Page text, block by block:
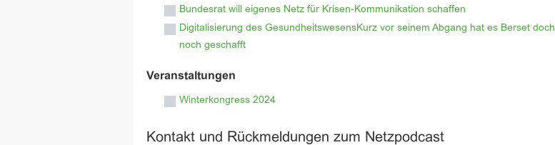
Bundesrat will eigenes Netz für Krisen-Kommunikation schaffen
Digitalisierung des GesundheitswesensKurz vor seinem Abgang hat es Berset doch
noch geschafft
Veranstaltungen
Winterkongress 2024
Kontakt und Rückmeldungen zum Netzpodcast